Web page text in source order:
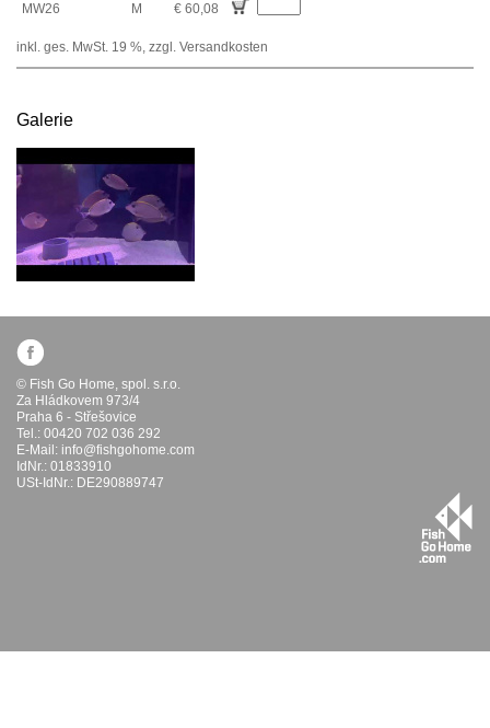
MW26 M € 60,08
inkl. ges. MwSt. 19 %, zzgl. Versandkosten
Galerie
© Fish Go Home, spol. s.r.o.
Za Hládkovem 973/4
Praha 6 - Střešovice
Tel.: 00420 702 036 292
E-Mail: info@fishgohome.com
IdNr.: 01833910
USt-IdNr.: DE290889747